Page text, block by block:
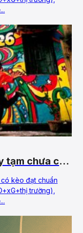
tạm chưa có
kèo đạt chuẩn
trường),